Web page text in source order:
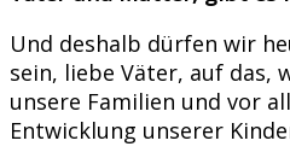
Und deshalb dürfen wir
sein, liebe Väter, auf das,
unsere Familien und vor
Entwicklung unserer